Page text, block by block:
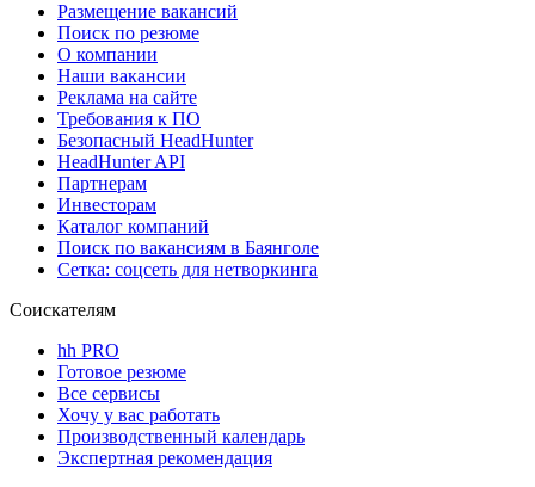
Размещение вакансий
Поиск по резюме
О компании
Наши вакансии
Реклама на сайте
Требования к ПО
Безопасный HeadHunter
HeadHunter API
Партнерам
Инвесторам
Каталог компаний
Поиск по вакансиям в Баянголе
Сетка: соцсеть для нетворкинга
Соискателям
hh PRO
Готовое резюме
Все сервисы
Хочу у вас работать
Производственный календарь
Экспертная рекомендация